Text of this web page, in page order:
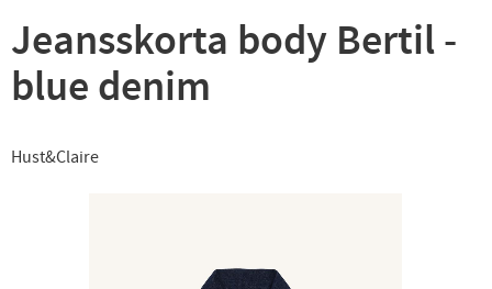
Jeansskorta body Bertil -
blue denim
Hust&Claire